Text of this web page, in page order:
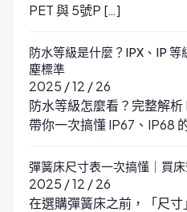
PET 與 5號P […]
防水等級是什麼？IPX、IP
塵標準
2025 / 12 / 26
防水等級怎麼看？完整解析
帶你一次搞懂 IP67、IP68
彈簧床尺寸表一次搞懂｜買
2025 / 12 / 26
在選購彈簧床之前，「尺